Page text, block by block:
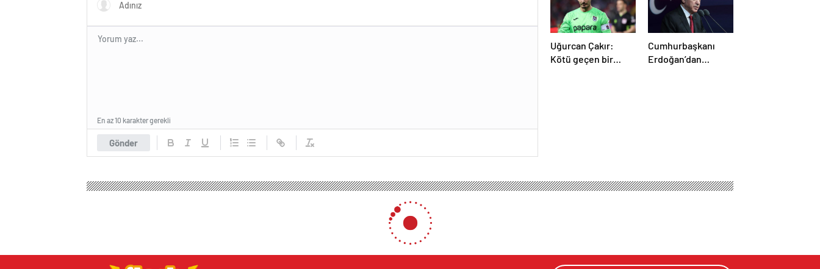
Gönder
En az 10 karakter gerekli
Uğurcan Çakır:
Kötü geçen bir
Cumhurbaşkanı
Erdoğan’dan
Fenerbahçe’den, Ahmet Metin Genç hakkında suç duyurusu!
Fenerbahçe’den, Ahmet Metin Genç hakkında suç duyurusu!